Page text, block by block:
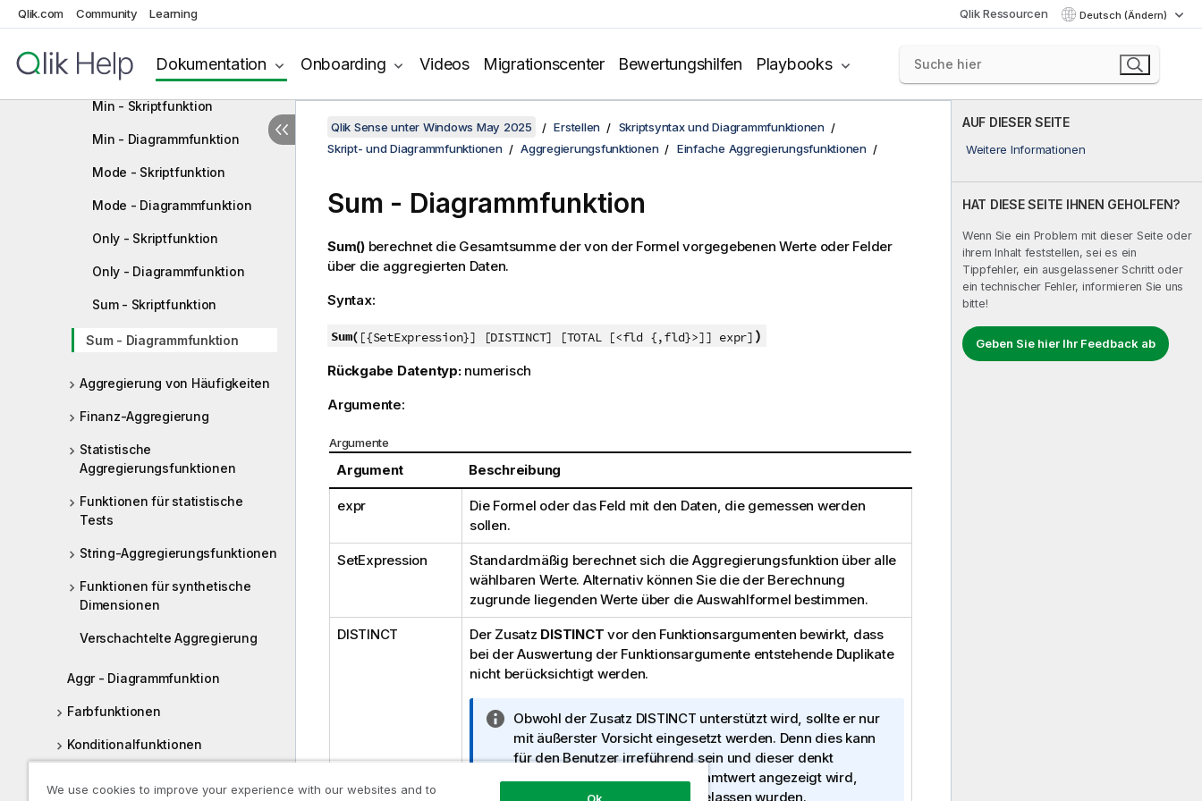
Qlik.com Community Learning Qlik Ressourcen Deutsch (Ändern)
Dokumentation Onboarding Videos Migrationscenter Bewertungshilfen Playbooks
Diagrammfunktion
Max - Diagrammfunktion
Min - Skriptfunktion
Min - Diagrammfunktion
Mode - Skriptfunktion
Mode - Diagrammfunktion
Only - Skriptfunktion
Only - Diagrammfunktion
Sum - Skriptfunktion
Sum - Diagrammfunktion
Aggregierung von Häufigkeiten
Finanz-Aggregierung
Statistische
Aggregierungsfunktionen
Funktionen für statistische
Tests
String-Aggregierungsfunktionen
Funktionen für synthetische
Dimensionen
Verschachtelte Aggregierung
Aggr - Diagrammfunktion
Farbfunktionen
Konditionalfunktionen
AUF DIESER SEITE
Weitere Informationen
HAT DIESE SEITE IHNEN GEHOLFEN?
Wenn Sie ein Problem mit dieser Seite oder
ihrem Inhalt feststellen, sei es ein
Tippfehler, ein ausgelassener Schritt oder
ein technischer Fehler, informieren Sie uns
bitte!
Geben Sie hier Ihr Feedback ab
Qlik Sense unter Windows May 2025 Erstellen
Skriptsyntax und Diagrammfunktionen
Skript- und Diagrammfunktionen
Aggregierungsfunktionen Einfache Aggregierungsfunktionen
Sum - Diagrammfunktion
Sum() berechnet die Gesamtsumme der von der Formel vorgegebenen Werte oder Felder
über die aggregierten Daten.
Syntax:
Sum( [{SetExpression}] [DISTINCT] [TOTAL [<fld {,fld}>]] expr] )
Rückgabe Datentyp: numerisch
Argumente:
Argumente
Argument Beschreibung
expr
Die Formel oder das Feld mit den Daten, die gemessen werden
sollen.
SetExpression
Standardmäßig berechnet sich die Aggregierungsfunktion über alle
wählbaren Werte. Alternativ können Sie die der Berechnung
zugrunde liegenden Werte über die Auswahlformel bestimmen.
DISTINCT Der Zusatz DISTINCT vor den Funktionsargumenten bewirkt, dass
bei der Auswertung der Funktionsargumente entstehende Duplikate
nicht berücksichtigt werden.
I
n
f
Obwohl der Zusatz DISTINCT unterstützt wird, sollte er nur
mit äußerster Vorsicht eingesetzt werden. Denn dies kann
für den Benutzer irreführend sein und dieser denkt
möglicherweise, dass ein Gesamtwert angezeigt wird,
obwohl bestimmte Daten ausgelassen wurden.
We use cookies to improve your experience with our websites and to